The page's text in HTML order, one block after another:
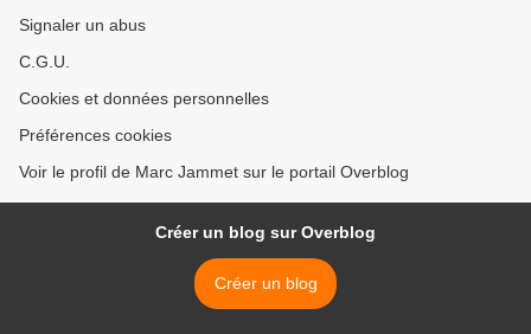
Signaler un abus
C.G.U.
Cookies et données personnelles
Préférences cookies
Voir le profil de Marc Jammet sur le portail Overblog
Créer un blog sur Overblog
Créer un blog